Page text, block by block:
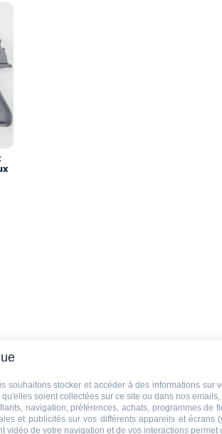
souhaitons stocker et accéder à des informations
soient collectées sur ce site ou dans nos
navigation, préférences, achats, programmes
et publicités sur vos différents appareils et
vidéo de votre navigation et de vos interactions